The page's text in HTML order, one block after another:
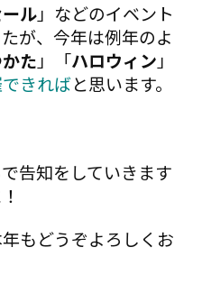
ル」などのイベント
が、今年は例年のよ
た 」「ハロウィン 」
きればと思います。
告知をしていきます
もどうぞよろしくお